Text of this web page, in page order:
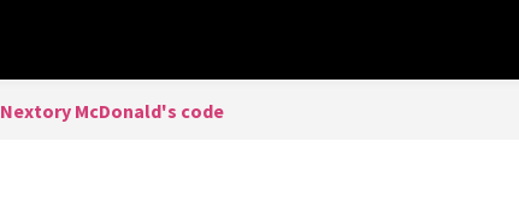
Nextory McDonald's code